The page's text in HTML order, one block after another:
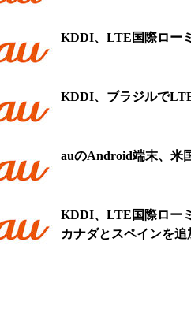
KDDI、LTE国際ロー
KDDI、ブラジルで
auのAndroid端末、米
KDDI、LTE国際ロー
カナダとスペインを追